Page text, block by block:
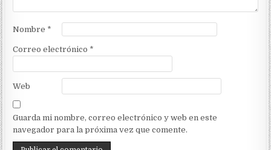
Nombre *
Correo electrónico *
Web
Guarda mi nombre, correo electrónico y web en este
navegador para la próxima vez que comente.